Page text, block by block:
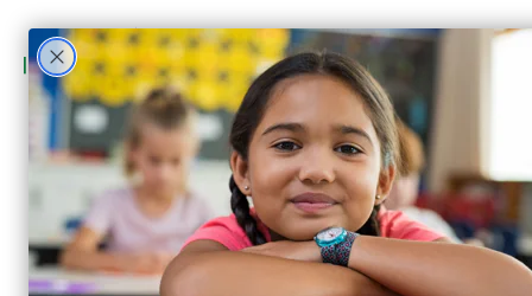
Tres maneras en que el
apoyo de la
comunidad genera